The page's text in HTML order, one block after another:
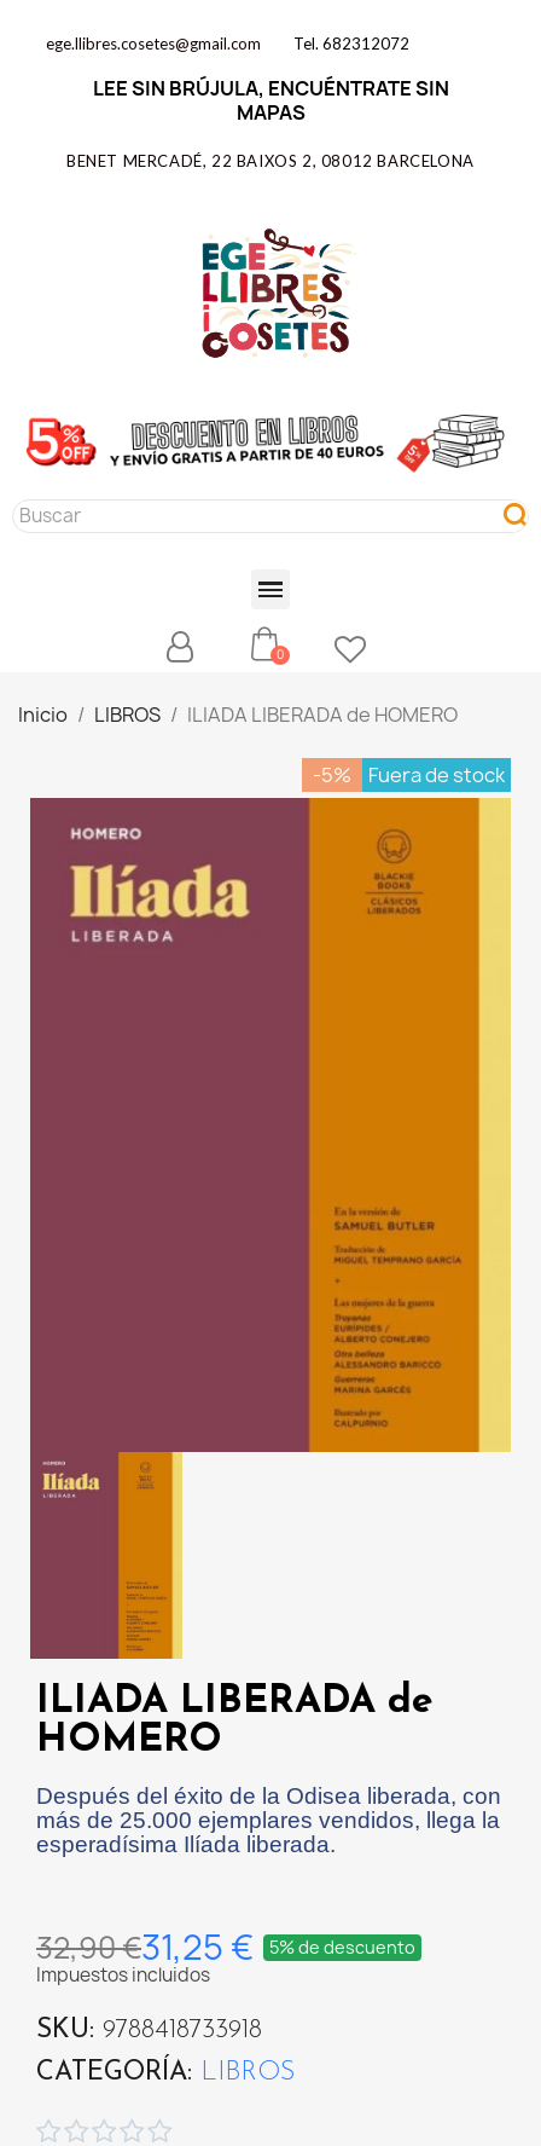
ege.llibres.cosetes@gmail.com Tel. 682312072
LEE SIN BRÚJULA, ENCUÉNTRATE SIN
MAPAS
BENET MERCADÉ, 22 BAIXOS 2, 08012 BARCELONA
Inicio LIBROS ILIADA LIBERADA de HOMERO
-5% Fuera de stock
ILIADA LIBERADA de
HOMERO
Después del éxito de la Odisea liberada, con
más de 25.000 ejemplares vendidos, llega la
esperadísima Ilíada liberada.
32,90 €31,25 € 5% de descuento
Impuestos incluidos
SKU
9788418733918
CATEGORÍA
LIBROS
